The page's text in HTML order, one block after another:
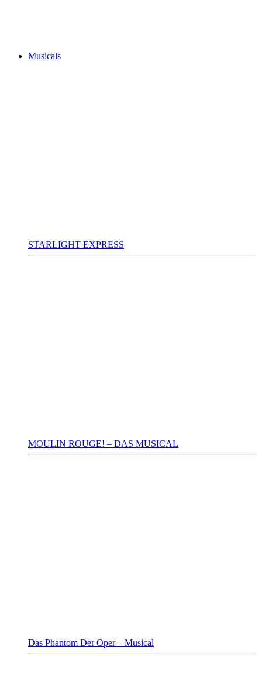
Musicals
STARLIGHT EXPRESS
MOULIN ROUGE! – DAS MUSICAL
Das Phantom Der Oper – Musical